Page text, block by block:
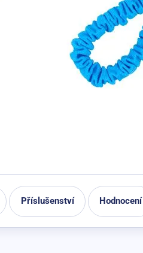
Příslušenství Hodnocení